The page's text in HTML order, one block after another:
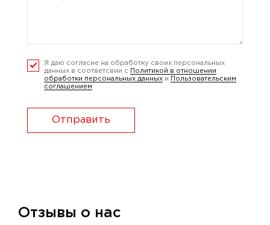
Я даю согласие на обработку своих персональных
данных в соответсвии с
Политикой в отношении
обработки персональных данных и
Пользовательским
соглашением
Отправить
Отзывы о нас